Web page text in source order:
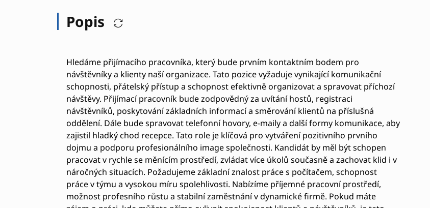
Popis
Hledáme přijímacího pracovníka, který bude prvním kontaktním bodem pro
návštěvníky a klienty naší organizace. Tato pozice vyžaduje vynikající komunikační
schopnosti, přátelský přístup a schopnost efektivně organizovat a spravovat příchozí
návštěvy. Přijímací pracovník bude zodpovědný za uvítání hostů, registraci
návštěvníků, poskytování základních informací a směrování klientů na příslušná
oddělení. Dále bude spravovat telefonní hovory, e-maily a další formy komunikace, aby
zajistil hladký chod recepce. Tato role je klíčová pro vytváření pozitivního prvního
dojmu a podporu profesionálního image společnosti. Kandidát by měl být schopen
pracovat v rychle se měnícím prostředí, zvládat více úkolů současně a zachovat klid i v
náročných situacích. Požadujeme základní znalost práce s počítačem, schopnost
práce v týmu a vysokou míru spolehlivosti. Nabízíme příjemné pracovní prostředí,
možnost profesního růstu a stabilní zaměstnání v dynamické firmě. Pokud máte